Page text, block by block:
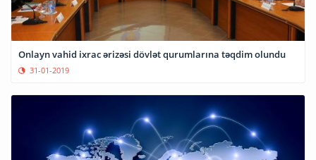
Onlayn vahid ixrac ərizəsi dövlət qurumlarına təqdim olundu
31-01-2019